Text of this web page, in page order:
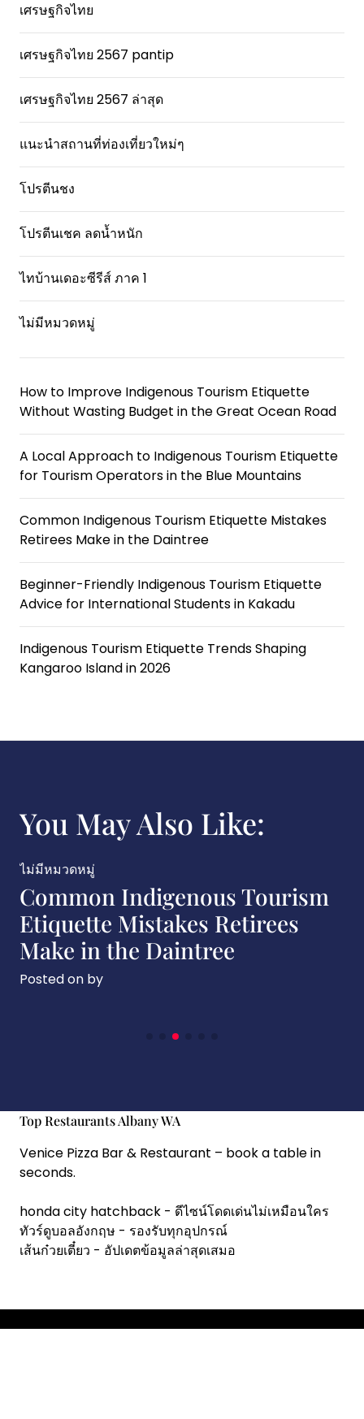
เศรษฐกิจไทย
เศรษฐกิจไทย 2567 pantip
เศรษฐกิจไทย 2567 ล่าสุด
แนะนำสถานที่ท่องเที่ยวใหม่ๆ
โปรตีนชง
โปรตีนเชค ลดน้ำหนัก
ไทบ้านเดอะซีรีส์ ภาค 1
ไม่มีหมวดหมู่
How to Improve Indigenous Tourism Etiquette
Without Wasting Budget in the Great Ocean Road
A Local Approach to Indigenous Tourism Etiquette
for Tourism Operators in the Blue Mountains
Common Indigenous Tourism Etiquette Mistakes
Retirees Make in the Daintree
Beginner-Friendly Indigenous Tourism Etiquette
Advice for International Students in Kakadu
Indigenous Tourism Etiquette Trends Shaping
Kangaroo Island in 2026
You May Also Like:
Tourism
Retirees
Beginner-
Tourism
International
Top Restaurants Albany WA
Venice Pizza Bar & Restaurant – book a table in
seconds.
honda city hatchback - ดีไซน์โดดเด่นไม่เหมือนใคร
ทัวร์ดูบอลอังกฤษ - รองรับทุกอุปกรณ์
เส้นก๋วยเตี๋ยว - อัปเดตข้อมูลล่าสุดเสมอ